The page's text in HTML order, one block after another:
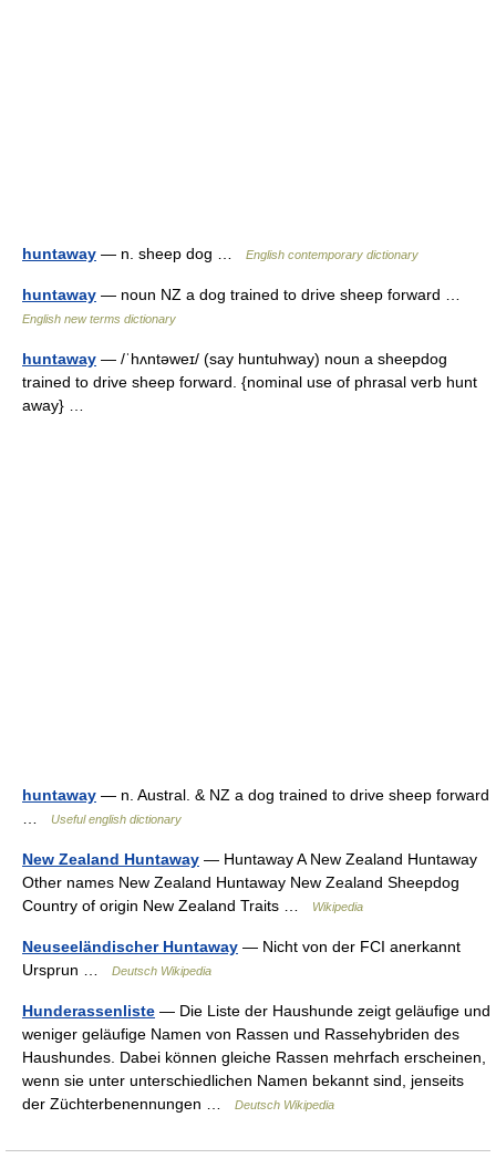
huntaway — n. sheep dog … English contemporary dictionary
huntaway — noun NZ a dog trained to drive sheep forward …
English new terms dictionary
huntaway — /ˈhʌntəweɪ/ (say huntuhway) noun a sheepdog
trained to drive sheep forward. {nominal use of phrasal verb hunt
away} …
huntaway — n. Austral. & NZ a dog trained to drive sheep forward
Useful english dictionary
New Zealand Huntaway — Huntaway A New Zealand Huntaway
Other names New Zealand Huntaway New Zealand Sheepdog
Country of origin New Zealand Traits …
Wikipedia
Neuseeländischer Huntaway — Nicht von der FCI anerkannt
Ursprun …
Deutsch Wikipedia
Hunderassenliste — Die Liste der Haushunde zeigt geläufige und
weniger geläufige Namen von Rassen und Rassehybriden des
Haushundes. Dabei können gleiche Rassen mehrfach erscheinen,
wenn sie unter unterschiedlichen Namen bekannt sind, jenseits
der Züchterbenennungen …
Deutsch Wikipedia